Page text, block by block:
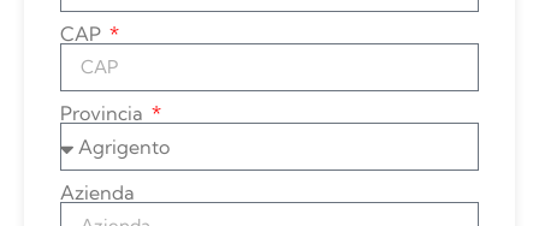
CAP
Provincia
Azienda